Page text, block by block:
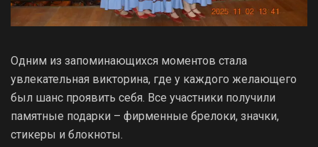
Одним из запоминающихся моментов стала
увлекательная викторина, где у каждого желающего
был шанс проявить себя. Все участники получили
памятные подарки – фирменные брелоки, значки,
стикеры и блокноты.